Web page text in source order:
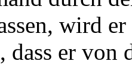
wird
dass er von